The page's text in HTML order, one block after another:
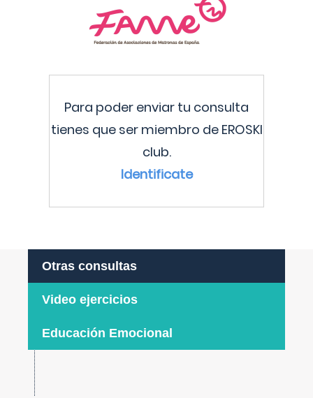
Para poder enviar tu consulta
tienes que ser miembro de EROSKI
club.
Identificate
Otras consultas
Video ejercicios
Educación Emocional